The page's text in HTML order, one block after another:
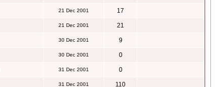
21 Dec 2001 17
21 Dec 2001 21
30 Dec 2001 9
30 Dec 2001 0
31 Dec 2001 0
31 Dec 2001 110